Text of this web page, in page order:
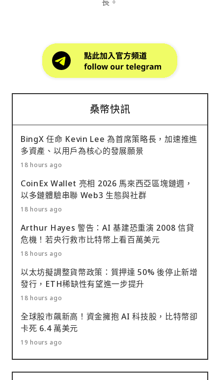
桑幣快訊
BingX 任命 Kevin Lee 為首席策略長，加速推進
多資產、以用戶為核心的發展願景
18 hours ago
CoinEx Wallet 亮相 2026 馬來西亞區塊鏈週，
以多鏈體驗串聯 Web3 生態與社群
18 hours ago
Arthur Hayes 警告：AI 基建恐重演 2008 信貸
危機！若央行救市比特幣上看百萬美元
18 hours ago
以太坊擬調整貨幣政策：質押達 50% 後停止新增
發行，ETH稀缺性有望進一步提升
18 hours ago
全球股市飆新高！資金擁抱 AI 科技股，比特幣卻
卡死 6.4 萬美元
19 hours ago